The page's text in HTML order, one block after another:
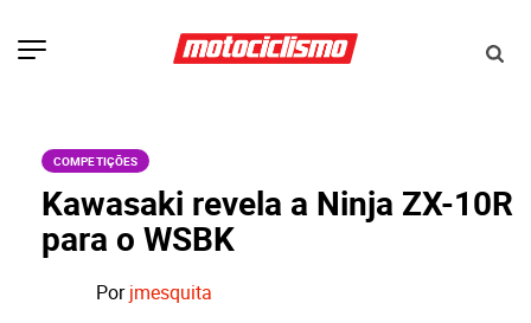
COMPETIÇÕES
Kawasaki revela a Ninja ZX-10R
para o WSBK
Porjmesquita